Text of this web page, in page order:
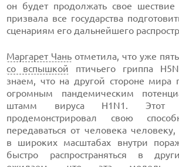
он будет продолжать свое
призвала все государства
сценариям его дальнейшего
Маргарет Чань отметила, что уже
со вспышкой птичьего гриппа
знаем, что на другой стороне мира
огромным пандемическим
штамм вируса H1N1. Этот
продемонстрировал свою
передаваться от человека человеку,
в широких масштабах внутри
быстро распространяться в